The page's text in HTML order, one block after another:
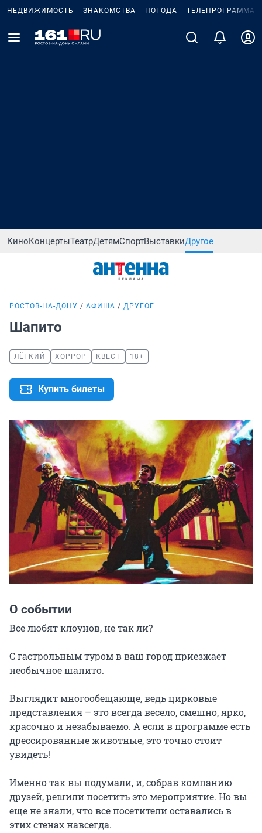
НЕДВИЖИМОСТЬ ЗНАКОМСТВА ПОГОДА ТЕЛЕПРОГРАММА
КиноКонцертыТеатрДетямСпортВыставкиДругое
РОСТОВ-НА-ДОНУ АФИША ДРУГОЕ
Шапито
ЛЁГКИЙ ХОРРОР КВЕСТ 18+
Купить билеты
О событии
Все любят клоунов, не так ли?
С гастрольным туром в ваш город приезжает
необычное шапито.
Выглядит многообещающе, ведь цирковые
представления – это всегда весело, смешно, ярко,
красочно и незабываемо. А если в программе есть
дрессированные животные, это точно стоит
увидеть!
Именно так вы подумали, и, собрав компанию
друзей, решили посетить это мероприятие. Но вы
еще не знали, что все посетители оставались в
этих стенах навсегда.